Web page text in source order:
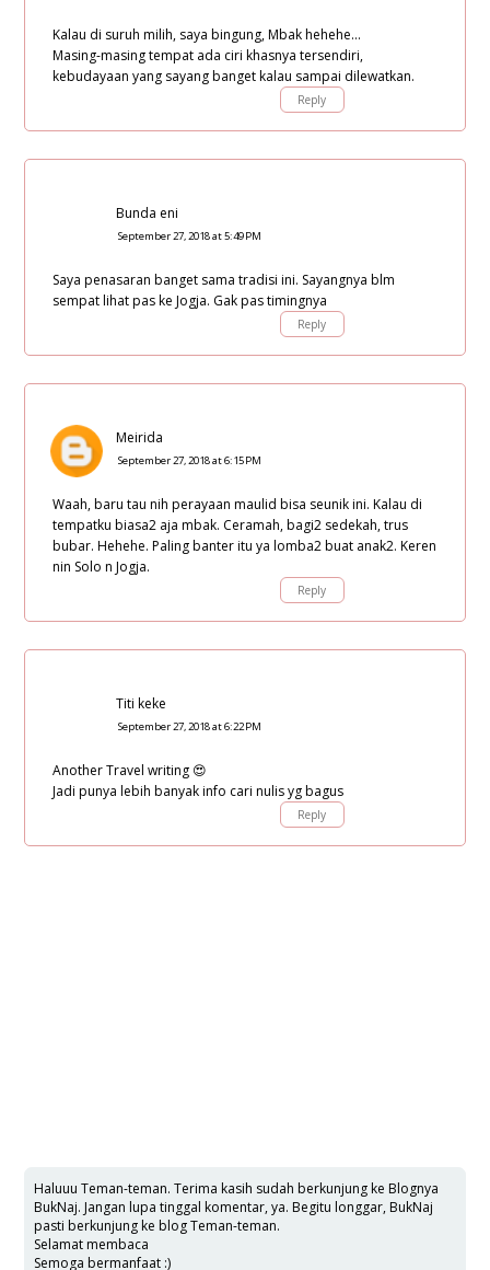
Kalau di suruh milih, saya bingung, Mbak hehehe...
Masing-masing tempat ada ciri khasnya tersendiri,
kebudayaan yang sayang banget kalau sampai dilewatkan.
Reply
Bunda eni
September 27, 2018 at 5:49 PM
Saya penasaran banget sama tradisi ini. Sayangnya blm
sempat lihat pas ke Jogja. Gak pas timingnya
Reply
Meirida
September 27, 2018 at 6:15 PM
Waah, baru tau nih perayaan maulid bisa seunik ini. Kalau di
tempatku biasa2 aja mbak. Ceramah, bagi2 sedekah, trus
bubar. Hehehe. Paling banter itu ya lomba2 buat anak2. Keren
nin Solo n Jogja.
Reply
Titi keke
September 27, 2018 at 6:22 PM
Another Travel writing 😍
Jadi punya lebih banyak info cari nulis yg bagus
Reply
Haluuu Teman-teman. Terima kasih sudah berkunjung ke Blognya
BukNaj. Jangan lupa tinggal komentar, ya. Begitu longgar, BukNaj
pasti berkunjung ke blog Teman-teman.
Selamat membaca
Semoga bermanfaat :)